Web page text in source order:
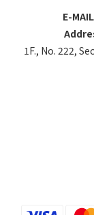
E-
1F., No. 222,